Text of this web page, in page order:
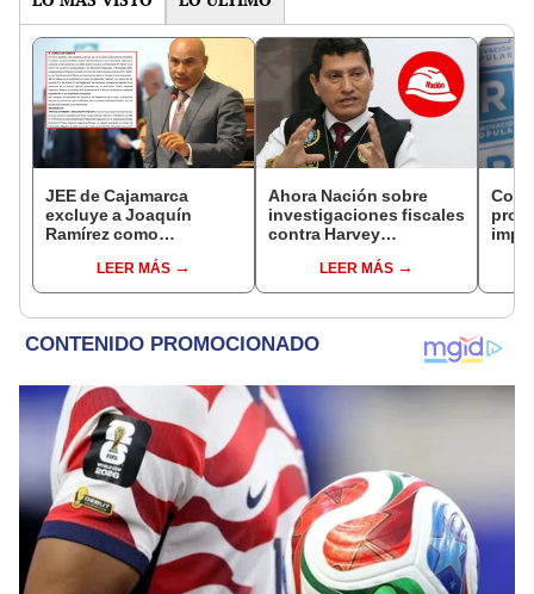
JEE de Cajamarca
excluye a Joaquín
Ramírez como
regional por ocultar
sentencia
LEER MÁS
Ahora Nación sobre
investigaciones fiscales
contra Harvey
Público no puede ser
utilizado políticamente"
LEER MÁS